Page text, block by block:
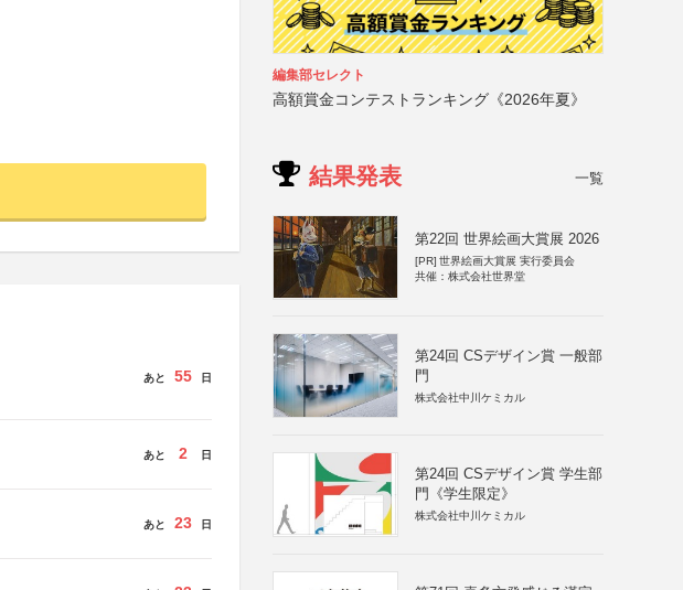
あと 55 日
あと 2 日
あと 23 日
編集部セレクト
高額賞金コンテストランキング《2026年夏》
結果発表 一覧
第22回 世界絵画大賞展 2026
[PR] 世界絵画大賞展 実行委員会
共催：株式会社世界堂
第24回 CSデザイン賞 一般部
門
株式会社中川ケミカル
第24回 CSデザイン賞 学生部
門《学生限定》
株式会社中川ケミカル